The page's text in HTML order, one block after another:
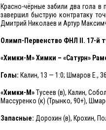
Красно-чёрные забили два гола
завершил быструю контратаку
Дмитрий Николаев и Артур
Олимп-Первенство ФНЛ II. 17-й
«Химки-М» Химки – «Сатурн»
Голы: Калин, 13 — 1:0; Шмаров Е.,
«Химки-М»Тусеев (в), Калин,
Массуренко (к) (Трынко, 90+),
Запасные: Дорохин (в), Крохин,